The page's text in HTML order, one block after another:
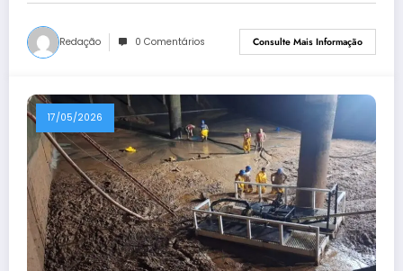
Redação 0 Comentários Consulte Mais Informação
17/05/2026